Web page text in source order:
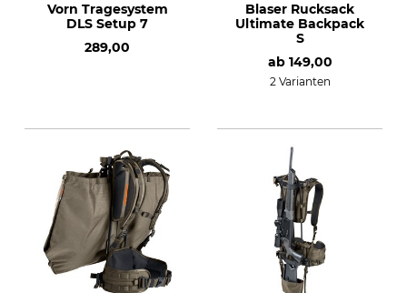
Vorn Tragesystem
DLS Setup 7
289,00
Blaser Rucksack
Ultimate Backpack
S
ab 149,00
2 Varianten